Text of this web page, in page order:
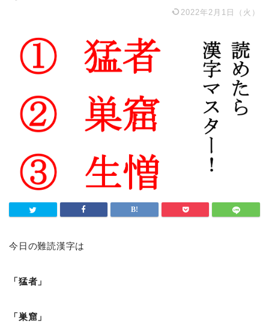
2022年2月1日（火）
今日の難読漢字は
「猛者」
「巣窟」